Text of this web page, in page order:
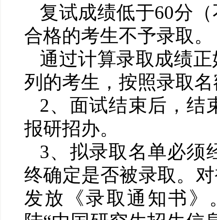
复试成绩低于60分
合格的考生不予录取。
通过计算录取成绩
列的考生，按照录取
2、面试结束后，结
报研招办。
3、拟录取名单必须
终确定是否被录取。
发放《录取通知书